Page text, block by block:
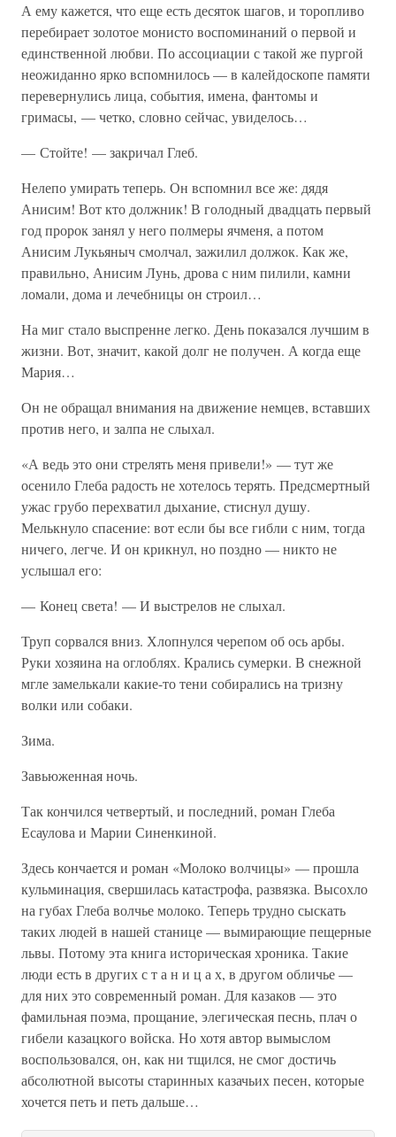
А ему кажется, что еще есть десяток шагов, и торопливо
перебирает золотое монисто воспоминаний о первой и
единственной любви. По ассоциации с такой же пургой
неожиданно ярко вспомнилось — в калейдоскопе памяти
перевернулись лица, события, имена, фантомы и
гримасы, — четко, словно сейчас, увиделось…
— Стойте! — закричал Глеб.
Нелепо умирать теперь. Он вспомнил все же: дядя
Анисим! Вот кто должник! В голодный двадцать первый
год пророк занял у него полмеры ячменя, а потом
Анисим Лукьяныч смолчал, зажилил должок. Как же,
правильно, Анисим Лунь, дрова с ним пилили, камни
ломали, дома и лечебницы он строил…
На миг стало выспренне легко. День показался лучшим в
жизни. Вот, значит, какой долг не получен. А когда еще
Мария…
Он не обращал внимания на движение немцев, вставших
против него, и залпа не слыхал.
«А ведь это они стрелять меня привели!» — тут же
осенило Глеба радость не хотелось терять. Предсмертный
ужас грубо перехватил дыхание, стиснул душу.
Мелькнуло спасение: вот если бы все гибли с ним, тогда
ничего, легче. И он крикнул, но поздно — никто не
услышал его:
— Конец света! — И выстрелов не слыхал.
Труп сорвался вниз. Хлопнулся черепом об ось арбы.
Руки хозяина на оглоблях. Крались сумерки. В снежной
мгле замелькали какие-то тени собирались на тризну
волки или собаки.
Зима.
Завьюженная ночь.
Так кончился четвертый, и последний, роман Глеба
Есаулова и Марии Синенкиной.
Здесь кончается и роман «Молоко волчицы» — прошла
кульминация, свершилась катастрофа, развязка. Высохло
на губах Глеба волчье молоко. Теперь трудно сыскать
таких людей в нашей станице — вымирающие пещерные
львы. Потому эта книга историческая хроника. Такие
люди есть в других с т а н и ц а х, в другом обличье —
для них это современный роман. Для казаков — это
фамильная поэма, прощание, элегическая песнь, плач о
гибели казацкого войска. Но хотя автор вымыслом
воспользовался, он, как ни тщился, не смог достичь
абсолютной высоты старинных казачьих песен, которые
хочется петь и петь дальше…